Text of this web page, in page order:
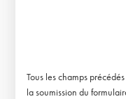
Tous les champs
la soumission du